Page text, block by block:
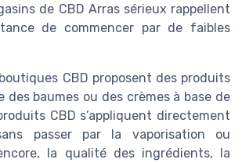
de CBD Arras sérieux rappellent
de commencer par de faibles
CBD proposent des produits
des baumes ou des crèmes à base de
CBD s’appliquent directement
passer par la vaporisation ou
la qualité des ingrédients, la